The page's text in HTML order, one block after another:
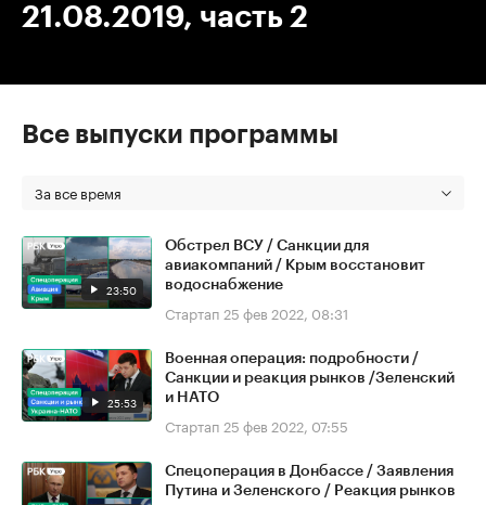
21.08.2019, часть 2
Все выпуски программы
За все время
23:50
Обстрел ВСУ / Санкции для
авиакомпаний / Крым восстановит
водоснабжение
Стартап 25 фев 2022, 08:31
25:53
Военная операция: подробности /
Санкции и реакция рынков /Зеленский
и НАТО
Стартап 25 фев 2022, 07:55
Спецоперация в Донбассе / Заявления
Путина и Зеленского / Реакция рынков